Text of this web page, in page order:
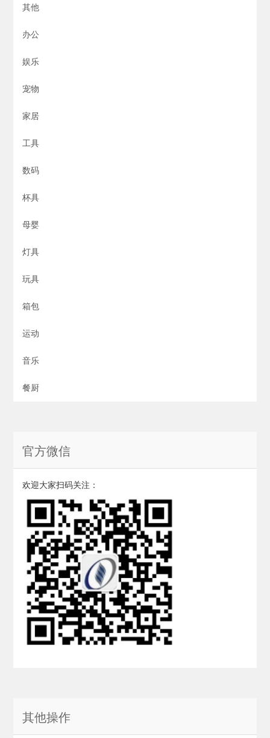
其他
办公
娱乐
宠物
家居
工具
数码
杯具
母婴
灯具
玩具
箱包
运动
音乐
餐厨
官方微信
欢迎大家扫码关注：
其他操作